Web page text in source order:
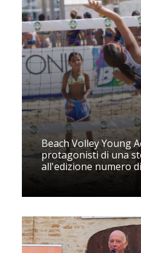
Beach Volley Young
protagonisti di una
all'edizione numero